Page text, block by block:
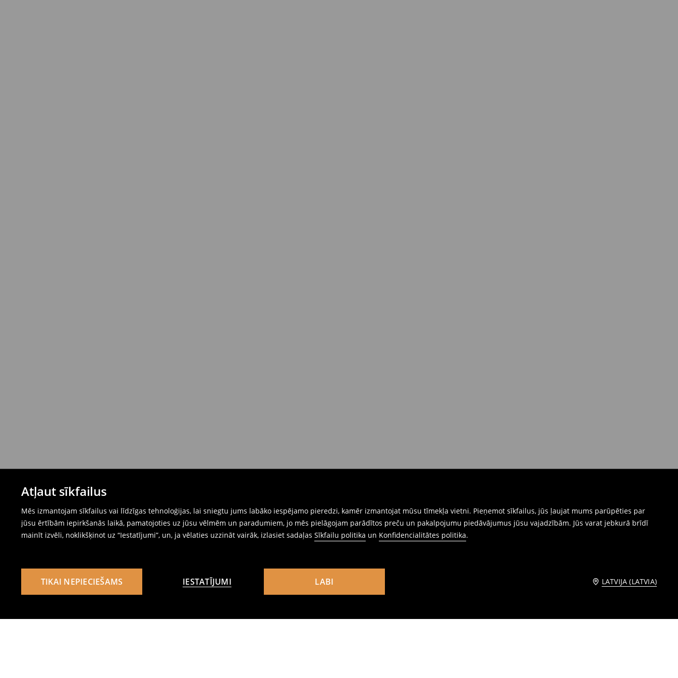
Atļaut sīkfailus
Mēs izmantojam sīkfailus vai līdzīgas tehnoloģijas, lai sniegtu jums labāko iespējamo pieredzi, kamēr izmantojat mūsu tīmekļa vietni. Pieņemot sīkfailus, jūs ļaujat mums parūpēties par
jūsu ērtībām iepirkšanās laikā, pamatojoties uz jūsu vēlmēm un paradumiem, jo mēs pielāgojam parādītos preču un pakalpojumu piedāvājumus jūsu vajadzībām. Jūs varat jebkurā brīdī
mainīt izvēli, noklikšķinot uz “Iestatījumi”, un, ja vēlaties uzzināt vairāk, izlasiet sadaļas Sīkfailu politika un Konfidencialitātes politika.
TIKAI NEPIECIEŠAMS IESTATĪJUMI LABI LATVIJA (LATVIA)